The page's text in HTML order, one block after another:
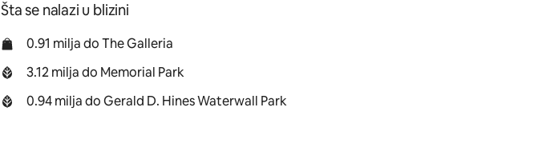
Šta se nalazi u blizini
0.91 milja do The Galleria
3.12 milja do Memorial Park
0.94 milja do Gerald D. Hines Waterwall Park